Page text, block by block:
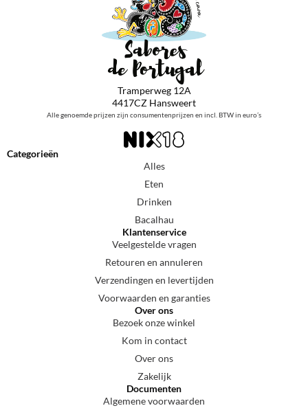
Tramperweg 12A
4417CZ Hansweert
Alle genoemde prijzen zijn consumentenprijzen en incl. BTW in euro’s
Categorieën
Alles
Eten
Drinken
Bacalhau
Klantenservice
Veelgestelde vragen
Retouren en annuleren
Verzendingen en levertijden
Voorwaarden en garanties
Over ons
Bezoek onze winkel
Kom in contact
Over ons
Zakelijk
Documenten
Algemene voorwaarden